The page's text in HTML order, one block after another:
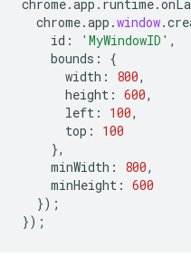
chrome.app . runtime.
chrome.app .window.
id : 'MyWindowID' ,
bounds :
{
width : 800,
height : 600,
left : 100,
top :
100
},
minWidth : 800,
minHeight : 600
});
});